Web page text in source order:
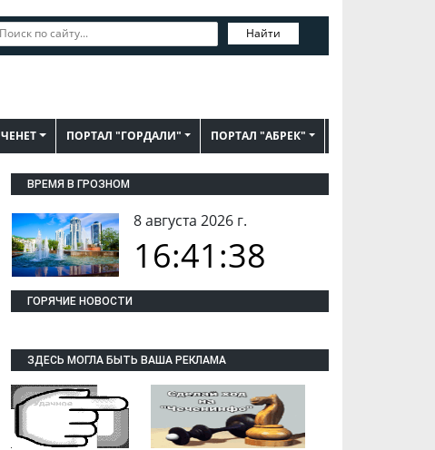
Найти
ЧЕНЕТ ПОРТАЛ "ГОРДАЛИ" ПОРТАЛ "АБРЕК"
ВРЕМЯ В ГРОЗНОМ
8 августа 2026 г.
16:41:39
ГОРЯЧИЕ НОВОСТИ
ЗДЕСЬ МОГЛА БЫТЬ ВАША РЕКЛАМА